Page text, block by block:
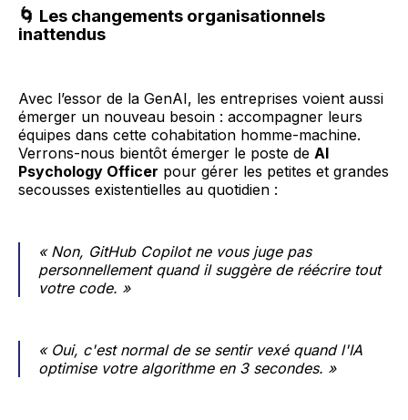
🌀 Les changements organisationnels
inattendus
Avec l’essor de la GenAI, les entreprises voient aussi
émerger un nouveau besoin : accompagner leurs
équipes dans cette cohabitation homme-machine.
Verrons-nous bientôt émerger le poste de AI
Psychology Officer pour gérer les petites et grandes
secousses existentielles au quotidien :
« Non, GitHub Copilot ne vous juge pas
personnellement quand il suggère de réécrire tout
votre code. »
« Oui, c'est normal de se sentir vexé quand l'IA
optimise votre algorithme en 3 secondes. »